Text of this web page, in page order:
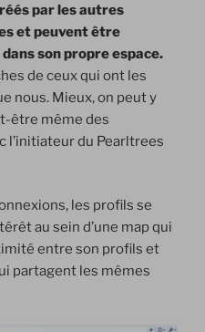
par les autres
et peuvent être
son propre espace.
de ceux qui ont les
nous. Mieux, on peut y
être même des
l’initiateur du Pearltrees
les profils se
au sein d’une map qui
entre son profils et
partagent les mêmes